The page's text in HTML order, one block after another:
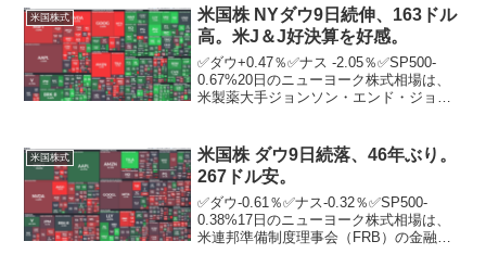
減の8億2950万株。市場関係者は、...
米国株式
米国株 NYダウ9日続伸、163ドル
高。米J＆J好決算を好感。
✅ダウ+0.47％✅ナス -2.05％✅SP500-
0.67%20日のニューヨーク株式相場は、
米製薬大手ジョンソン・エンド・ジョン
＆Jの4～6月期決算は増収増益とな...
米国株式
米国株 ダウ9日続落、46年ぶり。
267ドル安。
✅ダウ-0.61％✅ナス-0.32％✅SP500-
0.38%17日のニューヨーク株式相場は、
米連邦準備制度理事会（FRB）の金融政